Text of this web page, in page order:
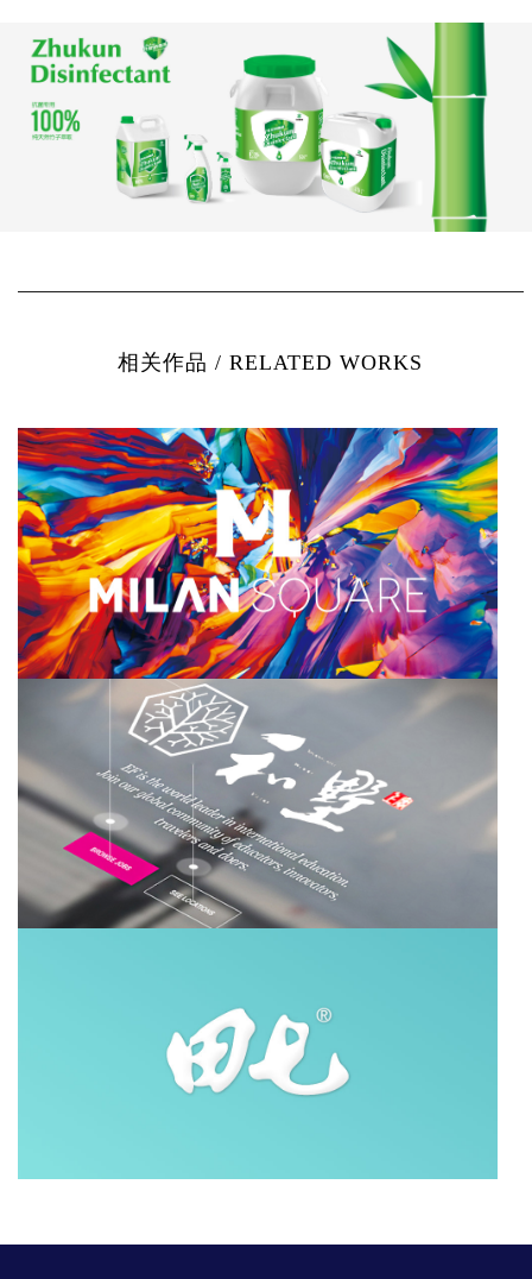
相关作品 / RELATED WORKS